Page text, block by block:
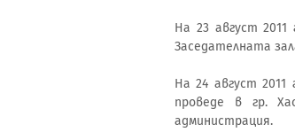
На 23 август
Заседателната
На 24 август
проведе в гр.
администрация.